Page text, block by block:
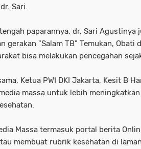
Sari.
paparannya, dr. Sari Agustinya
gerakan "Salam TB" Temukan, Obati
bisa melakukan pencegahan
Ketua PWI DKI Jakarta, Kesit B
massa untuk lebih
Massa termasuk portal berita
membuat rubrik kesehatan di